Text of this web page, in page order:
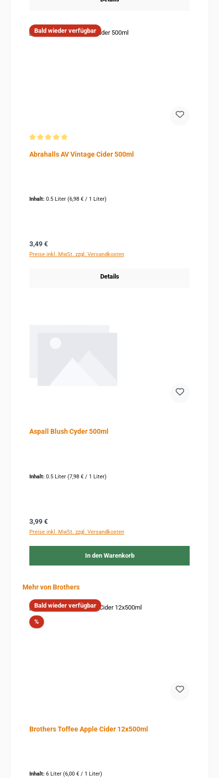
Bald wieder verfügbar
Abrahalls AV Vintage Cider 500ml
Inhalt: 0.5 Liter (6,98 € / 1 Liter)
Regulärer Preis:
3,49 €
Preise inkl. MwSt. zzgl. Versandkosten
Details
Aspall Blush Cyder 500ml
Inhalt: 0.5 Liter (7,98 € / 1 Liter)
Regulärer Preis:
3,99 €
Preise inkl. MwSt. zzgl. Versandkosten
In den Warenkorb
Produktgalerie überspringen
Mehr von Brothers
Bald wieder verfügbar
%Rabatt
Brothers Toffee Apple Cider 12x500ml
Inhalt: 6 Liter (6,00 € / 1 Liter)